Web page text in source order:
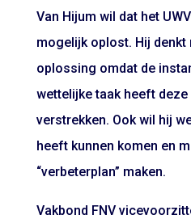
Van Hijum wil dat het
mogelijk oplost. Hij denkt
oplossing omdat de
wettelijke taak heeft
verstrekken. Ook wil hij
heeft kunnen komen en
“verbeterplan” maken.
Vakbond FNV